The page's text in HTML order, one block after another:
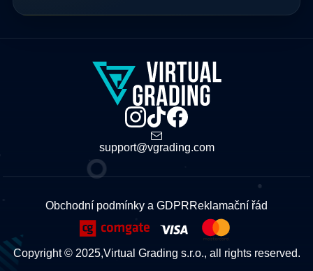
support@vgrading.com
Copyright © 2025,Virtual Grading s.r.o., all rights reserved.
Obchodní podmínky a GDPRReklamační řád